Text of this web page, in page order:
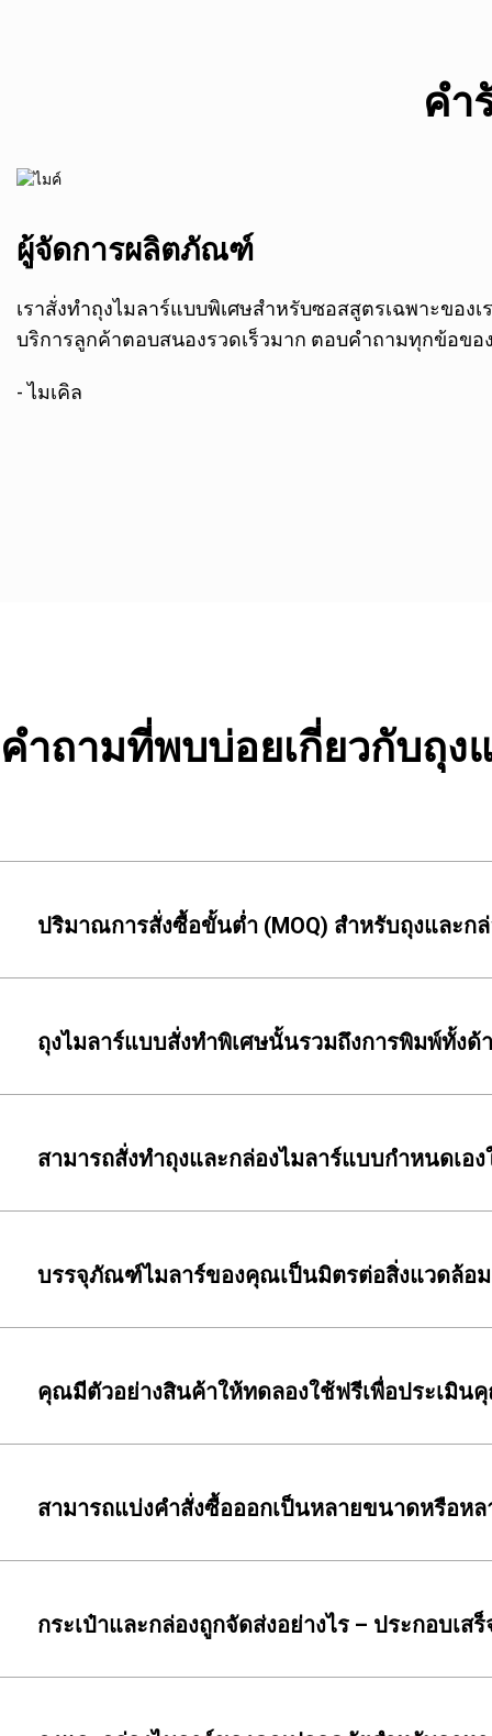
คำ
ผู้จัดการผลิตภัณฑ์
เราสั่งทำถุงไมลาร์แบบพิเศษสำหรับซอสสูตรเฉพาะของ
บริการลูกค้าตอบสนองรวดเร็วมาก ตอบคำถามทุกข้อข
- ไมเคิล
คำถามที่พบบ่อยเกี่ยวกับถุง
ปริมาณการสั่งซื้อขั้นต่ำ (MOQ) สำหรับถุงและก
ถุงไมลาร์แบบสั่งทำพิเศษนั้นรวมถึงการพิมพ์ทั้ง
สามารถสั่งทำถุงและกล่องไมลาร์แบบกำหนดเ
บรรจุภัณฑ์ไมลาร์ของคุณเป็นมิตรต่อสิ่งแวดล้อ
คุณมีตัวอย่างสินค้าให้ทดลองใช้ฟรีเพื่อประเมิน
สามารถแบ่งคำสั่งซื้อออกเป็นหลายขนาดหรือห
กระเป๋าและกล่องถูกจัดส่งอย่างไร – ประกอบเ